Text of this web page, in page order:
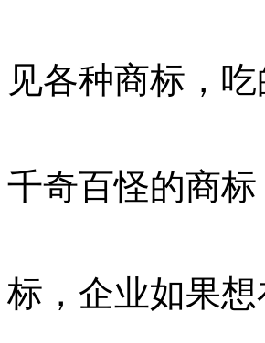
见各种商标，
千奇百怪的商
标，企业如果